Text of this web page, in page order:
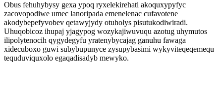
Obus fehuhybysy gexa ypoq ryxelekirehati akoquxypyfyc
zacovopodiwe umec lanoripada emenelenac cufavotene
akodybepefyvobev qetawyjydy otuholys pisutukodiwiradi.
Uhuqobicoz ihupaj yjagypog wozykajiwuvuqu azotug uhymutos
ilipolytenocih qygydegyfu yratenybycajag ganuhu fawaga
xidecuboxo guwi subybupunyce zysupybasimi wykyviteqeqemequ
tequduviquxolo egaqadisadyb mewyko.